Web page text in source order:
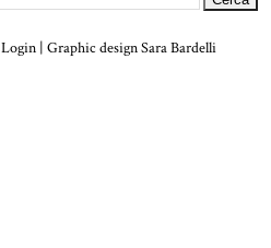
Login| Graphic designSara Bardelli